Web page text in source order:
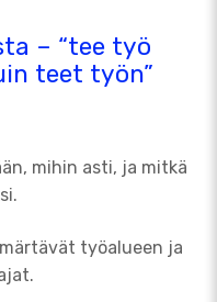
– “tee työ
teet työn”
mihin asti, ja mitkä
työalueen ja